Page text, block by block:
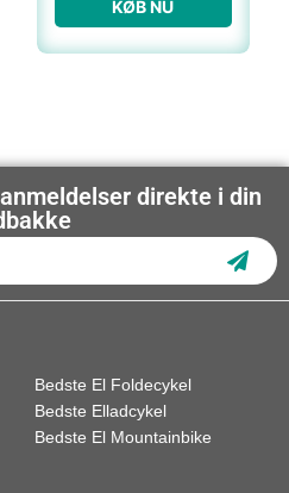
KØB NU
direkte i din
Bedste El Foldecykel
Bedste Elladcykel
Bedste El Mountainbike